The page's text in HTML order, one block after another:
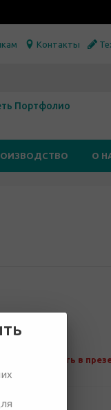
Контакты
Портфолио
О
Добавить в